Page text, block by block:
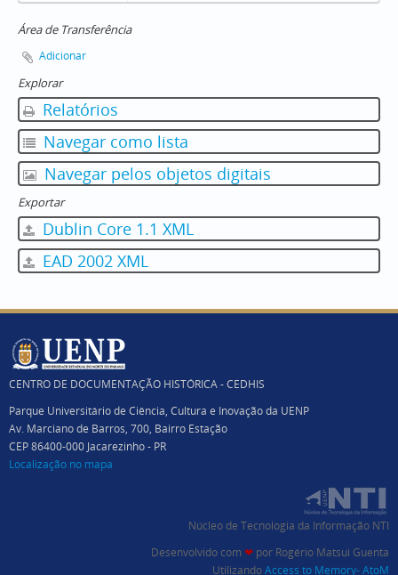
Área de Transferência
Adicionar
Explorar
Relatórios
Navegar como lista
Navegar pelos objetos digitais
Exportar
Dublin Core 1.1 XML
EAD 2002 XML
CENTRO DE DOCUMENTAÇÃO HISTÓRICA - CEDHIS
Parque Universitário de Ciência, Cultura e Inovação da UENP
Av. Marciano de Barros, 700, Bairro Estação
CEP 86400-000 Jacarezinho - PR
Localização no mapa
Núcleo de Tecnologia da Informação NTI
Desenvolvido com ❤ por Rogério Matsui Guenta
UtilizandoAccess to Memory- AtoM